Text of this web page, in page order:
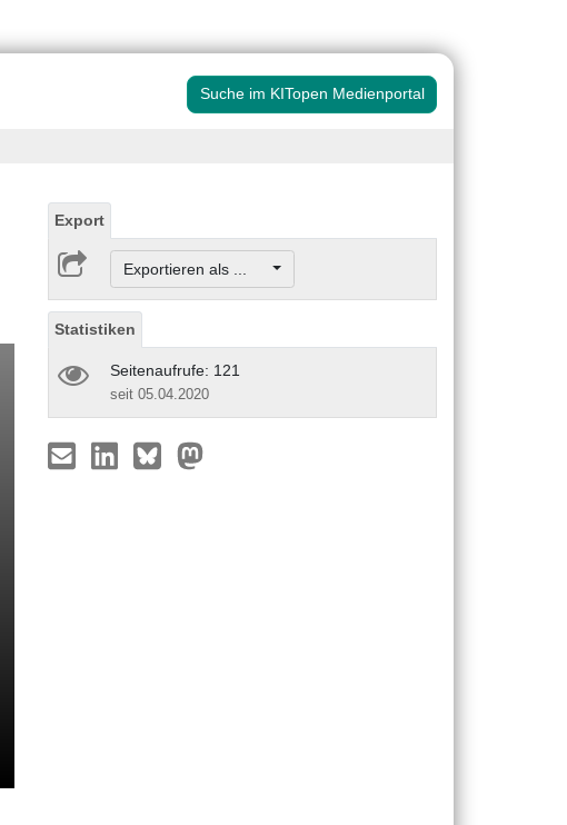
Suche im KITopen Medienportal
Export
Exportieren als ...
Statistiken
Seitenaufrufe: 121
seit 05.04.2020